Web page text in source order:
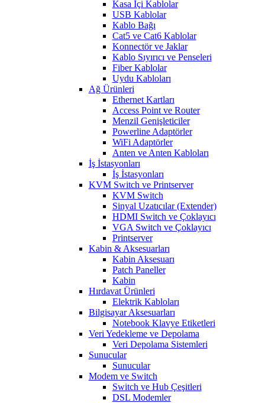
Kasa İçi Kablolar
USB Kablolar
Kablo Bağı
Cat5 ve Cat6 Kablolar
Konnectör ve Jaklar
Kablo Sıyırıcı ve Penseleri
Fiber Kablolar
Uydu Kabloları
Ağ Ürünleri
Ethernet Kartları
Access Point ve Router
Menzil Genişleticiler
Powerline Adaptörler
WiFi Adaptörler
Anten ve Anten Kabloları
İş İstasyonları
İş İstasyonları
KVM Switch ve Printserver
KVM Switch
Sinyal Uzatıcılar (Extender)
HDMI Switch ve Çoklayıcı
VGA Switch ve Çoklayıcı
Printserver
Kabin & Aksesuarları
Kabin Aksesuarı
Patch Paneller
Kabin
Hırdavat Ürünleri
Elektrik Kabloları
Bilgisayar Aksesuarları
Notebook Klavye Etiketleri
Veri Yedekleme ve Depolama
Veri Depolama Sistemleri
Sunucular
Sunucular
Modem ve Switch
Switch ve Hub Çeşitleri
DSL Modemler